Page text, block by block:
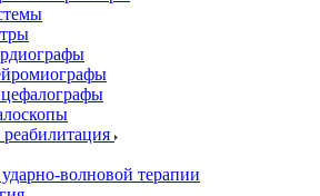
волновой терапии